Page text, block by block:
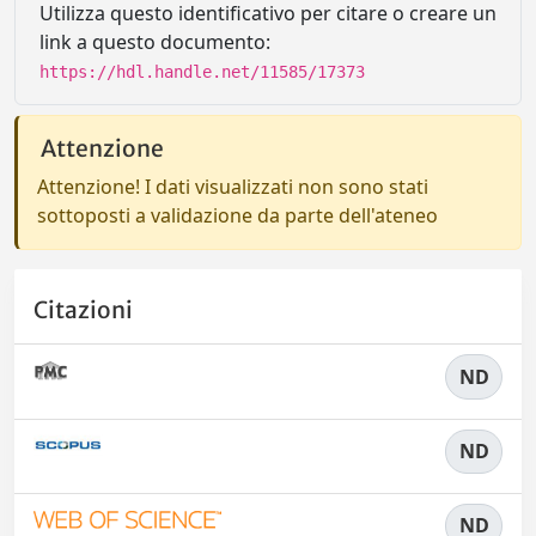
Utilizza questo identificativo per citare o creare un
link a questo documento:
https://hdl.handle.net/11585/17373
Attenzione
Attenzione! I dati visualizzati non sono stati
sottoposti a validazione da parte dell'ateneo
Citazioni
ND
ND
ND